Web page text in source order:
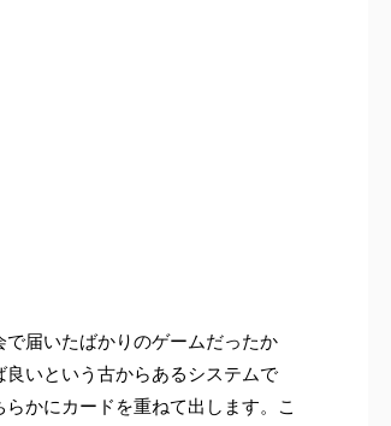
届いたばかりのゲームだったか
いという古からあるシステムで
かにカードを重ねて出します。こ